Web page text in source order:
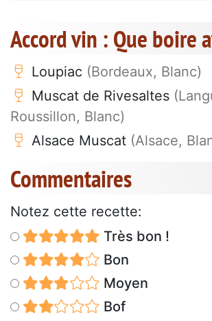
Accord vin : Que boire
Loupiac (Bordeaux, Blanc)
Muscat de Rivesaltes
Roussillon, Blanc)
Alsace Muscat (Alsace,
Commentaires
Notez cette recette:
Très bon !
Bon
Moyen
Bof